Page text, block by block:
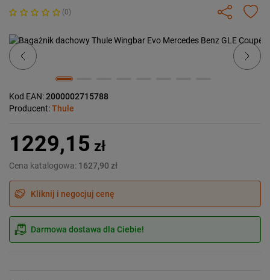
(0)
Previous Next
Kod EAN:2000002715788
Producent:Thule
1229,15 zł
Cena katalogowa: 1627,90 zł
Kliknij i negocjuj cenę
Darmowa dostawa dla Ciebie!